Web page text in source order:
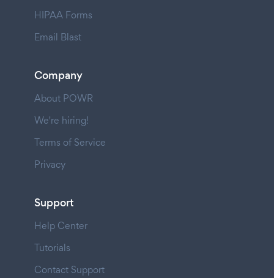
HIPAA Forms
Email Blast
Company
About POWR
We're hiring!
Terms of Service
Privacy
Support
Help Center
Tutorials
Contact Support